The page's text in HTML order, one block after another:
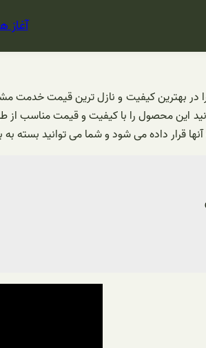
آغاز
در بهترین کیفیت و نازل ترین قیمت خدمت
این محصول را با کیفیت و قیمت مناسب
قرار داده می شود و شما می توانید بسته